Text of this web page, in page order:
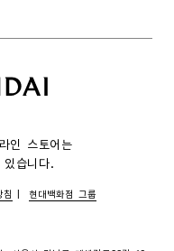
스토어는
습니다.
침 현대백화점 그룹